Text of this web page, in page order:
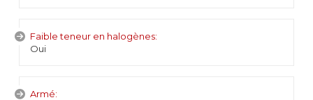
Faible teneur en halogènes:
Oui
Armé: